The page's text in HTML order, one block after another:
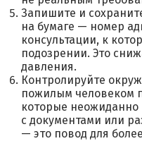
Запишите и
на бумаге — номер
консультации, к
подозрении. Это
давления.
Контролируйте
пожилым человеком
которые неожиданно
с документами или
— это повод для